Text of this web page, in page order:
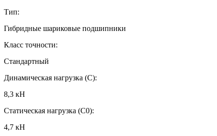
Тип:
Гибридные шариковые подшипники
Класс точности:
Стандартный
Динамическая нагрузка (C):
8,3 кН
Статическая нагрузка (C0):
4,7 кН